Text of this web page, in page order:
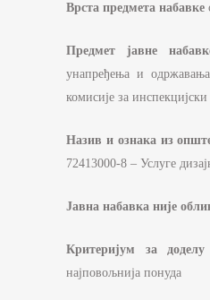
Врста предмета набавке
Предмет јавне
унапређења и
комисије за инспекцијски
Назив и ознака из
72413000-8 – Услуге
Јавна набавка није
Критеријум за
најповољнија понуда